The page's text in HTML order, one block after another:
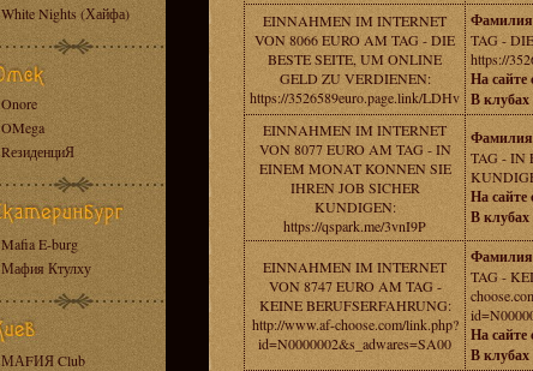
White Nights (Хайфа)
Onore
OMega
RезиденциЯ
Mafia E-burg
Мафия Ктулху
МАFИЯ Club
EINNAHMEN IM INTERNET
VON 8066 EURO AM TAG - DIE
BESTE SEITE, UM ONLINE
GELD ZU VERDIENEN:
https://3526589euro.page.link/LDHv
TAG -
https://
На сайте
В клубах
EINNAHMEN IM INTERNET
VON 8077 EURO AM TAG - IN
EINEM MONAT KONNEN SIE
IHREN JOB SICHER
KUNDIGEN:
https://qspark.me/3vnI9P
TAG - IN
На сайте
В клубах
EINNAHMEN IM INTERNET
VON 8747 EURO AM TAG -
KEINE BERUFSERFAHRUNG:
http://www.af-choose.com/link.php?
id=N0000002&s_adwares=SA00
TAG -
На сайте
В клубах